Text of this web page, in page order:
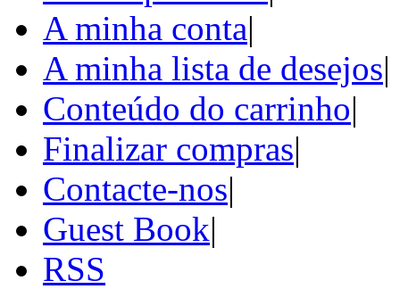
A minha conta|
A minha lista de desejos|
Conteúdo do carrinho|
Finalizar compras|
Contacte-nos|
Guest Book|
RSS